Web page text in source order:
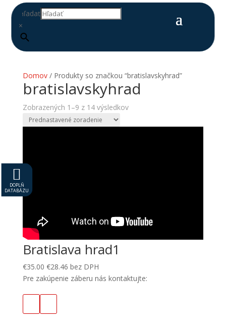
Hľadať
×

DOPLŇ
DATABÁZU
Domov/ Produkty so značkou “bratislavskyhrad”
bratislavskyhrad
Zobrazených 1–9 z 14 výsledkov
Bratislava hrad1
€35.00 €28.46 bez DPH
Pre zakúpenie záberu nás kontaktujte: